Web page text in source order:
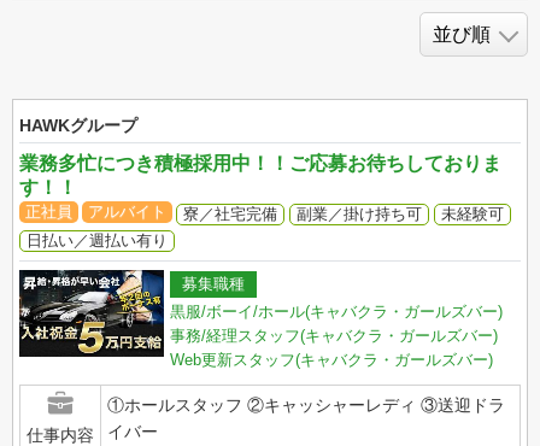
HAWKグループ
業務多忙につき積極採用中！！ご応募お待ちしておりま
す！！
正社員 アルバイト 寮／社宅完備 副業／掛け持ち可
未経験可
日払い／週払い有り
募集職種
黒服/ボーイ/ホール(キャバクラ・ガールズバー)
事務/経理スタッフ(キャバクラ・ガールズバー)
Web更新スタッフ(キャバクラ・ガールズバー)
仕事内容
①ホールスタッフ ②キャッシャーレディ ③送迎ドラ
イバー